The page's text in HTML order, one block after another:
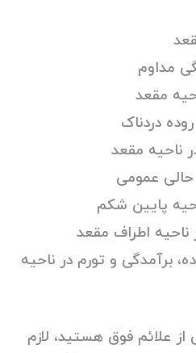
مداوم
مقعد
دردناک
ناحیه مقعد
عمومی
پایین شکم
اطراف مقعد
برآمدگی و تورم در ناحیه
علائم فوق هستید، لازم